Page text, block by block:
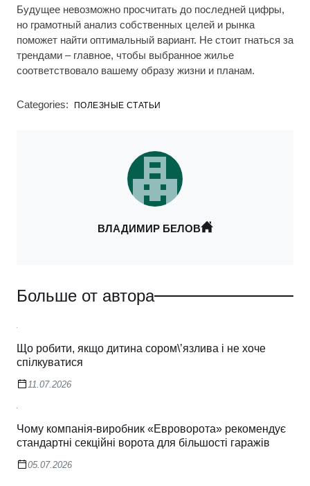
Будущее невозможно просчитать до последней цифры,
но грамотный анализ собственных целей и рынка
поможет найти оптимальный вариант. Не стоит гнаться за
трендами – главное, чтобы выбранное жилье
соответствовало вашему образу жизни и планам.
Categories: ПОЛЕЗНЫЕ СТАТЬИ
ВЛАДИМИР БЕЛОВ
Больше от автора
Що робити, якщо дитина сором\’язлива і не хоче
спілкуватися
11.07.2026
Чому компанія-виробник «Евроворота» рекомендує
стандартні секційні ворота для більшості гаражів
05.07.2026